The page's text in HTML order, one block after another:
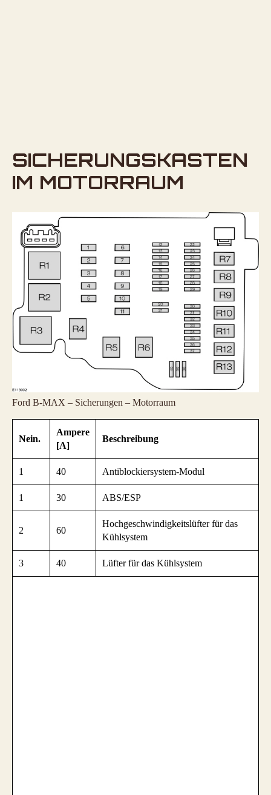
SICHERUNGSKASTEN
IM MOTORRAUM
Ford B-MAX – Sicherungen – Motorraum
Nein.
Ampere
[A]
Beschreibung
1 40 Antiblockiersystem-Modul
1 30 ABS/ESP
2 60
Hochgeschwindigkeitslüfter für das
Kühlsystem
3 40 Lüfter für das Kühlsystem